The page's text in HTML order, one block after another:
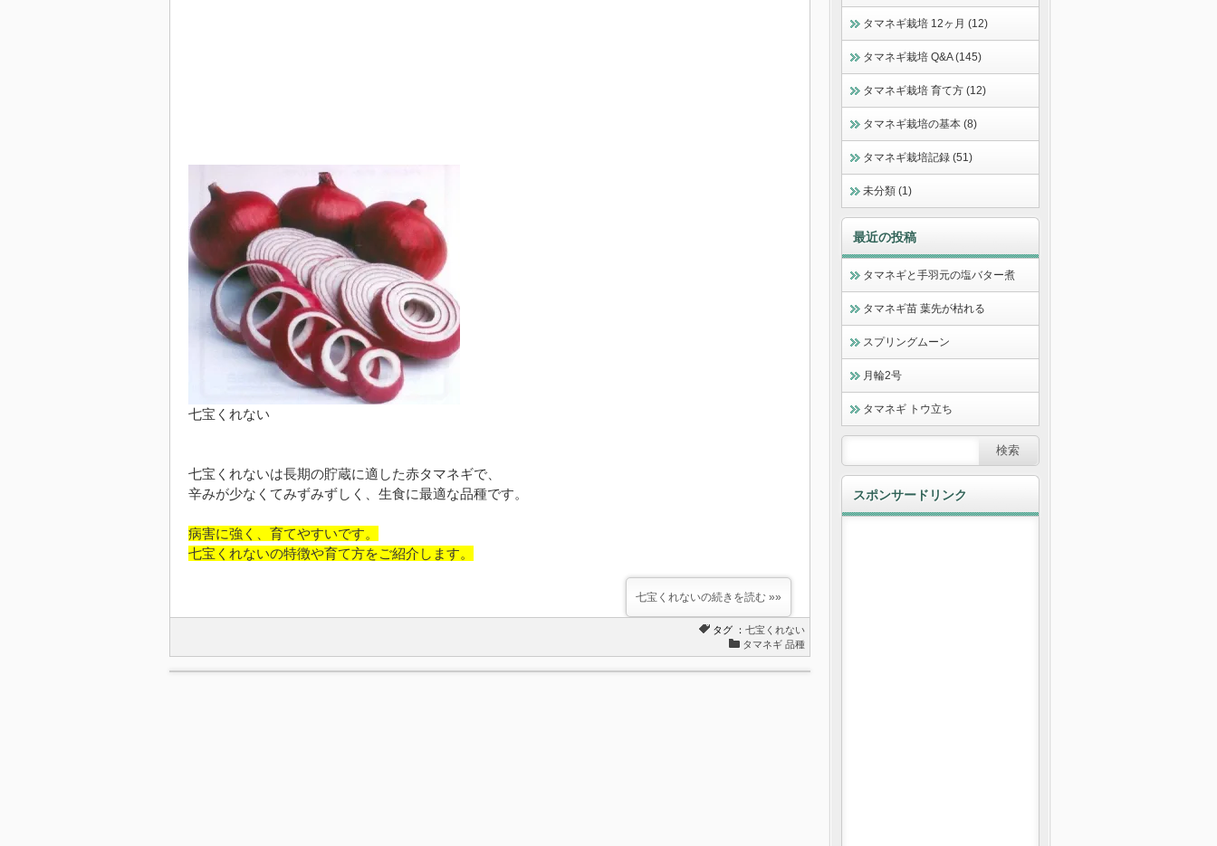
七宝くれない
七宝くれないは長期の貯蔵に適した赤タマネギで、
辛みが少なくてみずみずしく、生食に最適な品種です。
病害に強く、育てやすいです。
七宝くれないの特徴や育て方をご紹介します。
七宝くれないの続きを読む »»
タグ ： 七宝くれない
タマネギ 品種
タマネギ栽培 12ヶ月 (12)
タマネギ栽培 Q&A (145)
タマネギ栽培 育て方 (12)
タマネギ栽培の基本 (8)
タマネギ栽培記録 (51)
未分類 (1)
最近の投稿
タマネギと手羽元の塩バター煮
タマネギ苗 葉先が枯れる
スプリングムーン
月輪2号
タマネギ トウ立ち
スポンサードリンク